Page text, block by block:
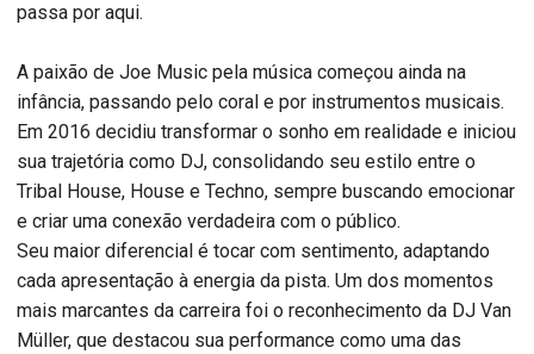
passa por aqui.
A paixão de Joe Music pela música começou ainda na
infância, passando pelo coral e por instrumentos musicais.
Em 2016 decidiu transformar o sonho em realidade e iniciou
sua trajetória como DJ, consolidando seu estilo entre o
Tribal House, House e Techno, sempre buscando emocionar
e criar uma conexão verdadeira com o público.
Seu maior diferencial é tocar com sentimento, adaptando
cada apresentação à energia da pista. Um dos momentos
mais marcantes da carreira foi o reconhecimento da DJ Van
Müller, que destacou sua performance como uma das